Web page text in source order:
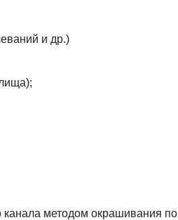
и др.)
канала методом окрашивания по